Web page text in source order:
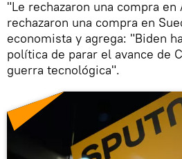
"Le rechazaron una compra en
rechazaron una compra en
economista y agrega: "Biden
política de parar el avance de
guerra tecnológica".